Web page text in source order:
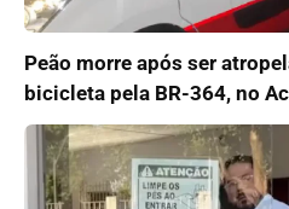
Peão morre após ser
bicicleta pela BR-364, no